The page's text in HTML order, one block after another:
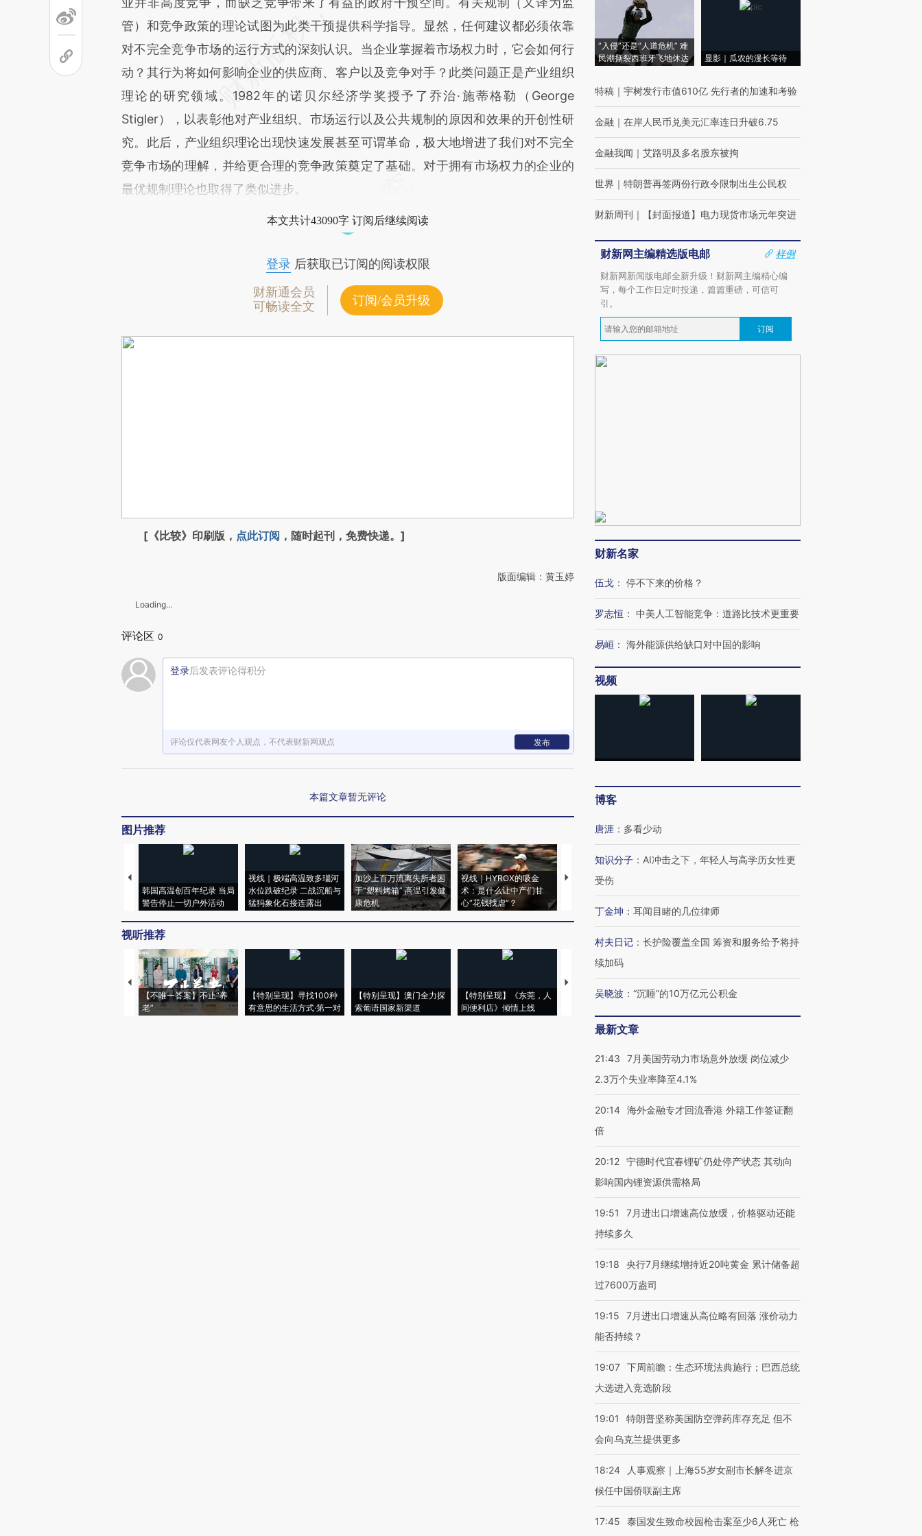
管）和竞争政策的理论试图为此类干预提供科学指导。显然，任何建议都必须依靠
对不完全竞争市场的运行方式的深刻认识。当企业掌握着市场权力时，它会如何行
动？其行为将如何影响企业的供应商、客户以及竞争对手？此类问题正是产业组织
理论的研究领域。1982年的诺贝尔经济学奖授予了乔治·施蒂格勒（George
Stigler），以表彰他对产业组织、市场运行以及公共规制的原因和效果的开创性研
究。此后，产业组织理论出现快速发展甚至可谓革命，极大地增进了我们对不完全
竞争市场的理解，并给更合理的竞争政策奠定了基础。对于拥有市场权力的企业的
最优规制理论也取得了类似进步。
本文共计43090字 订阅后继续阅读
登录后获取已订阅的阅读权限
财新通会员
可畅读全文
订阅/会员升级
[《比较》印刷版， 点此订阅 ，随时起刊，免费快递。]
版面编辑：黄玉婷
Loading...
评论区 0
登录后发表评论得积分
评论仅代表网友个人观点，不代表财新网观点 发布
本篇文章暂无评论
图片推荐
韩国高温创百年纪录 当局
警告停止一切户外活动
视线｜极端高温致多瑙河
水位跌破纪录 二战沉船与
猛犸象化石接连露出
加沙上百万流离失所者困
于“塑料烤箱” 高温引发健
康危机
视线｜HYROX的吸金
术：是什么让中产们甘
心“花钱找虐”？
马航飞行员跨国走私7万
视听推荐
【不唯一答案】不止“养
老”
【特别呈现】寻找100种
有意思的生活方式·第一对
【特别呈现】澳门全力探
索葡语国家新渠道
【特别呈现】《东莞，人
间便利店》倾情上线
【推广】走进第四届链博
会，让数智科技“链”接产
【特别呈现】寻找100种
“入侵”还是“人道危机” 难
民潮撕裂西班牙飞地休达
显影｜瓜农的漫长等待
特稿 ｜ 宇树发行市值610亿 先行者的加速和考验
金融 ｜ 在岸人民币兑美元汇率连日升破6.75
金融我闻 ｜ 艾路明及多名股东被拘
世界 ｜ 特朗普再签两份行政令限制出生公民权
财新周刊 ｜ 【封面报道】电力现货市场元年突进
财新网主编精选版电邮
样例
财新网新闻版电邮全新升级！财新网主编精心编
写，每个工作日定时投递，篇篇重磅，可信可
引。
订阅
财新名家
伍戈 ： 停不下来的价格？
罗志恒 ： 中美人工智能竞争：道路比技术更重要
易峘 ： 海外能源供给缺口对中国的影响
视频
博客
唐涯 ： 多看少动
知识分子 ： AI冲击之下，年轻人与高学历女性更
受伤
丁金坤 ： 耳闻目睹的几位律师
村夫日记 ： 长护险覆盖全国 筹资和服务给予将持
续加码
吴晓波 ： “沉睡”的10万亿元公积金
最新文章
21:43
7月美国劳动力市场意外放缓 岗位减少
2.3万个失业率降至4.1%
20:14 海外金融专才回流香港 外籍工作签证翻
倍
20:12 宁德时代宜春锂矿仍处停产状态 其动向
影响国内锂资源供需格局
19:51
7月进出口增速高位放缓，价格驱动还能
持续多久
19:18
央行7月继续增持近20吨黄金 累计储备超
过7600万盎司
19:15
7月进出口增速从高位略有回落 涨价动力
能否持续？
19:07 下周前瞻：生态环境法典施行；巴西总统
大选进入竞选阶段
19:01
特朗普坚称美国防空弹药库存充足 但不
会向乌克兰提供更多
18:24
人事观察｜上海55岁女副市长解冬进京
候任中国侨联副主席
17:45 泰国发生致命校园枪击案至少6人死亡 枪